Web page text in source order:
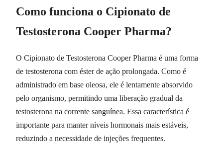
Como funciona o Cipionato de
Testosterona Cooper Pharma?
O Cipionato de Testosterona Cooper Pharma é uma forma
de testosterona com éster de ação prolongada. Como é
administrado em base oleosa, ele é lentamente absorvido
pelo organismo, permitindo uma liberação gradual da
testosterona na corrente sanguínea. Essa característica é
importante para manter níveis hormonais mais estáveis,
reduzindo a necessidade de injeções frequentes.